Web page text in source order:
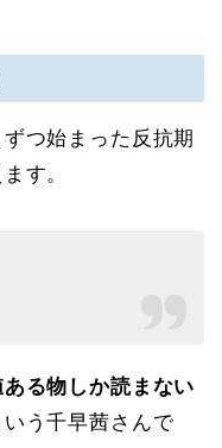
つ始まった反抗期
す。
る物しか読まない
う千早茜さんで